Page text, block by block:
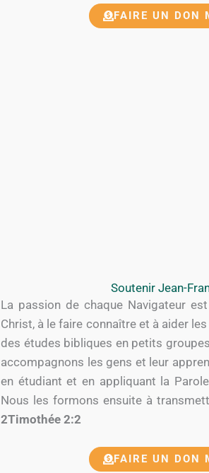
FAIRE UN DON
Soutenir Jean-
La passion de chaque Navigateur
Christ, à le faire connaître et à aider
des études bibliques en petits
accompagnons les gens et leur
en étudiant et en appliquant la
Nous les formons ensuite à
2Timothée 2:2
FAIRE UN DON